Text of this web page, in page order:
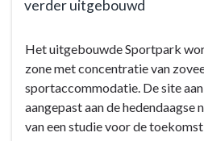
verder uitgebouwd
naar
navigatie
BD-
07:
Het uitgebouwde Sportpark
zone met concentratie van
sportaccommodatie. De site
aangepast aan de hedendaagse
van een studie voor de